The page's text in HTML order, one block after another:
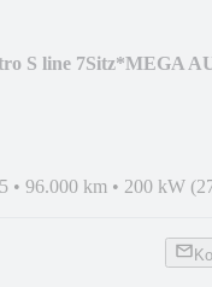
S line 7Sitz*MEGA
• 96.000 km • 200 kW